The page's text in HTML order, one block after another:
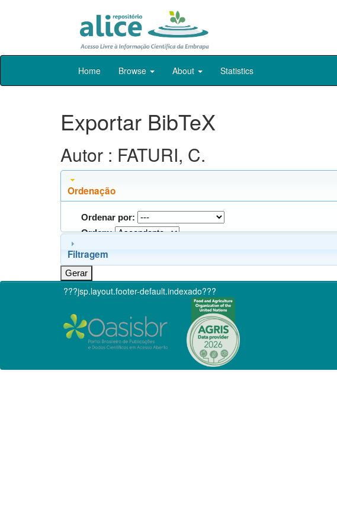
Skip
Home Browse About Statistics
Exportar BibTeX
Autor : FATURI, C.
Ordenação
Ordenar por:
Ordem:
Filtragem
???jsp.layout.footer-default.indexado???